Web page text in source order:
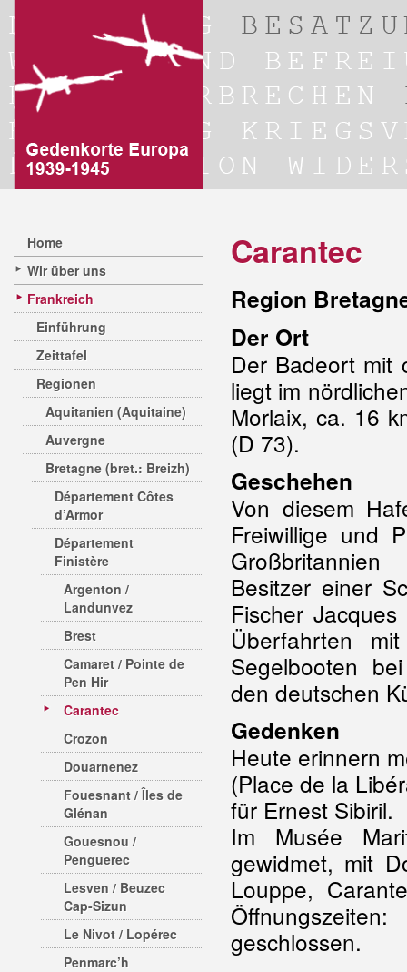
Home
Wir über uns
Frankreich
Einführung
Zeittafel
Regionen
Aquitanien (Aquitaine)
Auvergne
Bretagne (bret.: Breizh)
Département Côtes
d’Armor
Département
Finistère
Argenton /
Landunvez
Brest
Camaret / Pointe de
Pen Hir
Carantec
Crozon
Douarnenez
Fouesnant / Îles de
Glénan
Gouesnou /
Penguerec
Lesven / Beuzec
Cap-Sizun
Le Nivot / Lopérec
Penmarc’h
Carantec
Region
Der Ort
Der Badeort mit
liegt im
Morlaix, ca. 16
(D 73).
Geschehen
Von diesem
Freiwillige und
Besitzer einer
Fischer
Überfahrten
Segelbooten
den deutschen
Gedenken
Heute erinnern
(Place de la
für Ernest Sibiril.
Im Musée
gewidmet, mit
Louppe,
geschlossen.